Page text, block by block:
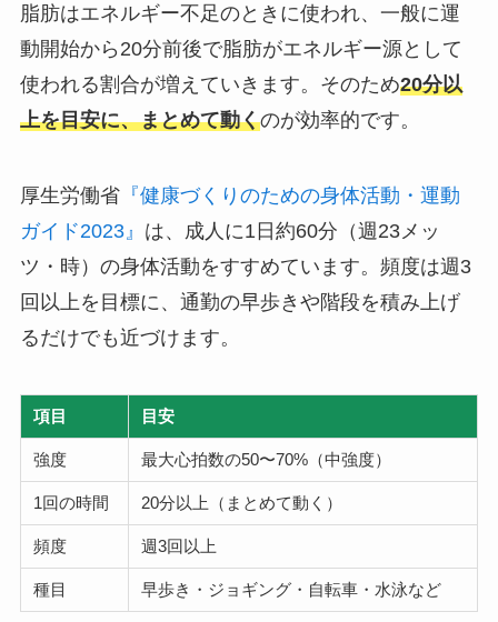
脂肪はエネルギー不足のときに使われ、一般に運
動開始から20分前後で脂肪がエネルギー源として
使われる割合が増えていきます。そのため20分以
上を目安に、まとめて動くのが効率的です。
厚生労働省『健康づくりのための身体活動・運動
ガイド2023』 は、成人に1日約60分（週23メッ
ツ・時）の身体活動をすすめています。頻度は週3
回以上を目標に、通勤の早歩きや階段を積み上げ
るだけでも近づけます。
項目 目安
強度 最大心拍数の50〜70%（中強度）
1回の時間 20分以上（まとめて動く）
頻度 週3回以上
種目 早歩き・ジョギング・自転車・水泳など